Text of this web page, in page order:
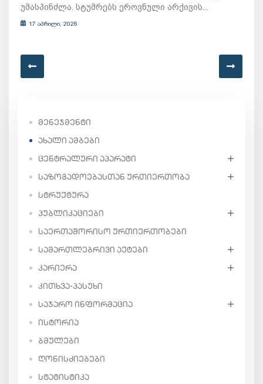
უმასპინძლა. სტუმრებს ეროვნული არქივის...
17 აპრილი, 2026
ᲛᲔᲜᲔᲯᲛᲔᲜᲢᲘ
ᲐᲮᲐᲚᲘ ᲐᲛᲑᲔᲑᲘ
ᲪᲔᲜᲢᲠᲐᲚᲣᲠᲘ ᲐᲞᲐᲠᲐᲢᲘ
ᲡᲐᲖᲝᲒᲐᲓᲝᲔᲑᲐᲡᲗᲐᲜ ᲣᲠᲗᲘᲔᲠᲗᲝᲑᲐ
ᲡᲢᲠᲣᲥᲢᲣᲠᲐ
ᲞᲣᲑᲚᲘᲙᲐᲪᲘᲔᲑᲘ
ᲡᲐᲔᲠᲗᲐᲨᲝᲠᲘᲡᲝ ᲣᲠᲗᲘᲔᲠᲗᲝᲑᲔᲑᲘ
ᲡᲐᲛᲐᲠᲗᲚᲔᲑᲠᲘᲕᲘ ᲐᲥᲢᲔᲑᲘ
ᲙᲐᲠᲘᲔᲠᲐ
ᲙᲘᲗᲮᲕᲐ-ᲞᲐᲡᲣᲮᲘ
ᲡᲐᲯᲐᲠᲝ ᲘᲜᲤᲝᲠᲛᲐᲪᲘᲐ
ᲘᲡᲢᲝᲠᲘᲐ
ᲑᲛᲣᲚᲔᲑᲘ
ᲦᲝᲜᲘᲡᲫᲘᲔᲑᲔᲑᲘ
ᲡᲢᲐᲢᲘᲡᲢᲘᲙᲐ